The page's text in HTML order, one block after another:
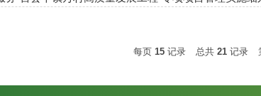
每页 15 记录 总共 21 记录